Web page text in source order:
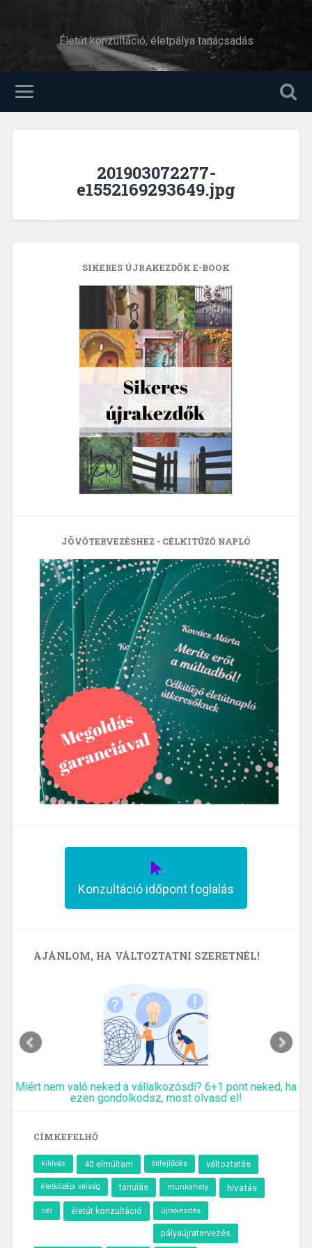
Életút konzultáció, életpálya tanácsadás
201903072277-
e1552169293649.jpg
SIKERES ÚJRAKEZDŐK E-BOOK
JÖVŐTERVEZÉSHEZ - CÉLKITŰZŐ NAPLÓ
Konzultáció időpont foglalás
AJÁNLOM, HA VÁLTOZTATNI SZERETNÉL!
Miért nem való neked a vállalkozósdi? 6+1 pont neked, ha
ezen gondolkodsz, most olvasd el!
CÍMKEFELHŐ
kihívás 40 elmúltam önfejlődés változtatás
életközépi válság tanulás munkahely hivatás
cél életút konzultáció újrakezdés
pályaújratervezés